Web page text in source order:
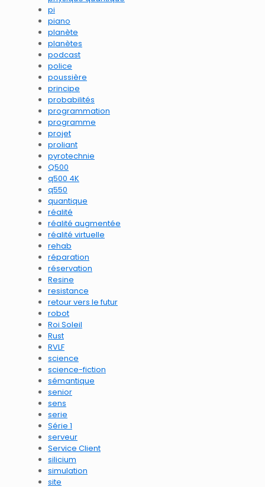
pi
piano
planète
planètes
podcast
police
poussière
principe
probabilités
programmation
programme
projet
proliant
pyrotechnie
Q500
q500 4K
q550
quantique
réalité
réalité augmentée
réalité virtuelle
rehab
réparation
réservation
Resine
resistance
retour vers le futur
robot
Roi Soleil
Rust
RVLF
science
science-fiction
sémantique
senior
sens
serie
Série 1
serveur
Service Client
silicium
simulation
site